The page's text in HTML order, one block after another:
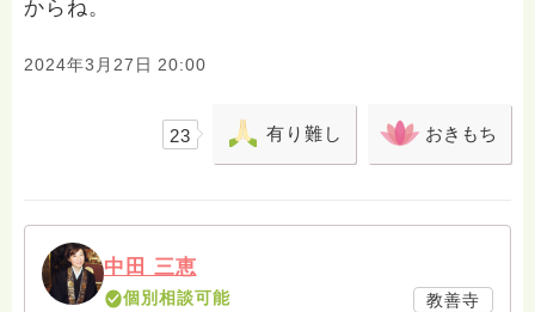
からね。
2024年3月27日 20:00
23 有り難し おきもち
中田 三恵
個別相談可能
教善寺